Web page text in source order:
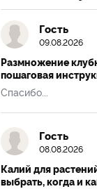
Гость
09.08.2026
Размножение
пошаговая
Спасибо...
Гость
08.08.2026
Калий для
выбрать, когда и